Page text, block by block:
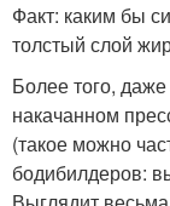
Факт: каким бы
толстый слой
Более того,
накачанном
(такое можно
бодибилдеров: